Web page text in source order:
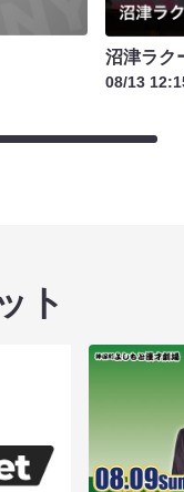
沼津ラク
08/13
ト